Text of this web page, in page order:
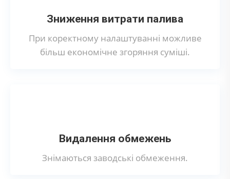
Зниження витрати палива
При коректному налаштуванні можливе
більш економічне згоряння суміші.
Видалення обмежень
Знімаються заводські обмеження.